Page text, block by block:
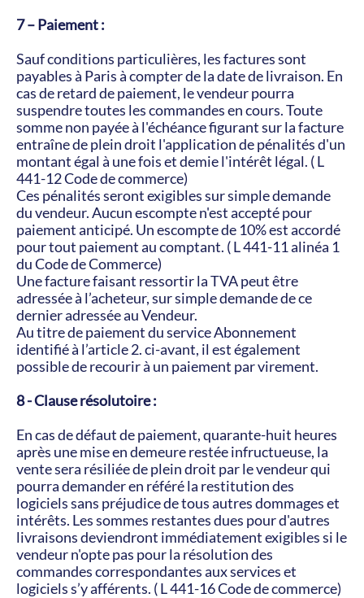
7 – Paiement :
Sauf conditions particulières, les factures sont
payables à Paris à compter de la date de livraison. En
cas de retard de paiement, le vendeur pourra
suspendre toutes les commandes en cours. Toute
somme non payée à l'échéance figurant sur la facture
entraîne de plein droit l'application de pénalités d'un
montant égal à une fois et demie l'intérêt légal. ( L
441-12 Code de commerce)
Ces pénalités seront exigibles sur simple demande
du vendeur. Aucun escompte n'est accepté pour
paiement anticipé. Un escompte de 10% est accordé
pour tout paiement au comptant. ( L 441-11 alinéa 1
du Code de Commerce)
Une facture faisant ressortir la TVA peut être
adressée à l’acheteur, sur simple demande de ce
dernier adressée au Vendeur.
Au titre de paiement du service Abonnement
identifié à l’article 2. ci-avant, il est également
possible de recourir à un paiement par virement.
8 - Clause résolutoire :
En cas de défaut de paiement, quarante-huit heures
après une mise en demeure restée infructueuse, la
vente sera résiliée de plein droit par le vendeur qui
pourra demander en référé la restitution des
logiciels sans préjudice de tous autres dommages et
intérêts. Les sommes restantes dues pour d'autres
livraisons deviendront immédiatement exigibles si le
vendeur n'opte pas pour la résolution des
commandes correspondantes aux services et
logiciels s’y afférents. ( L 441-16 Code de commerce)